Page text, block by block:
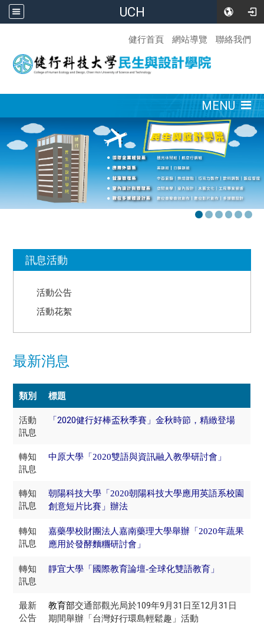
UCH
健行首頁 網站導覽 聯絡我們
MENU
訊息活動
活動公告
活動花絮
最新消息
類別 標題
活動
訊息
「2020健行好棒盃秋季賽」金秋時節，精緻登場
轉知
訊息
中原大學「2020雙語與資訊融入教學研討會」
轉知
訊息
朝陽科技大學「2020朝陽科技大學應用英語系校園
創意短片比賽」辦法
轉知
訊息
嘉藥學校財團法人嘉南藥理大學舉辦「2020年蔬果
應用於發酵麵糰研討會」
轉知
訊息
靜宜大學「國際教育論壇-全球化雙語教育」
最新
公告
教育部交通部觀光局於109年9月31日至12月31日
期間舉辦「台灣好行環島輕鬆趣」活動